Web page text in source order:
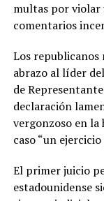
multas por violar
comentarios
Los republicanos
abrazo al líder
de
declaración
vergonzoso en la
caso “un
El primer juicio
estadounidense